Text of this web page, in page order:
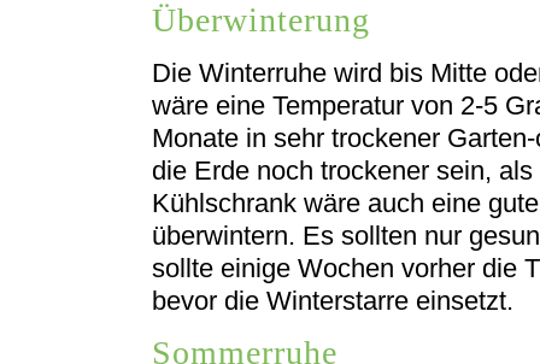
Überwinterung
Die Winterruhe wird bis Mitte
wäre eine Temperatur von 2-5
Monate in sehr trockener
die Erde noch trockener sein,
Kühlschrank wäre auch eine
überwintern. Es sollten nur
sollte einige Wochen vorher die
bevor die Winterstarre einsetzt.
Sommerruhe